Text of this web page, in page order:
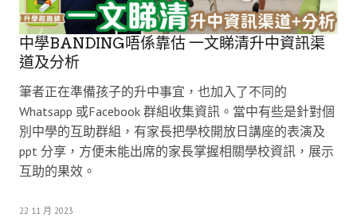
中學BANDING唔係靠估 一文睇清升中資訊渠
道及分析
筆者正在準備孩子的升中事宜，也加入了不同的
Whatsapp 或Facebook 群組收集資訊。當中有些是針對個
別中學的互助群組，有家長把學校開放日講座的表演及
ppt 分享，方便未能出席的家長掌握相關學校資訊，展示
互助的果效。
22 11 月 2023